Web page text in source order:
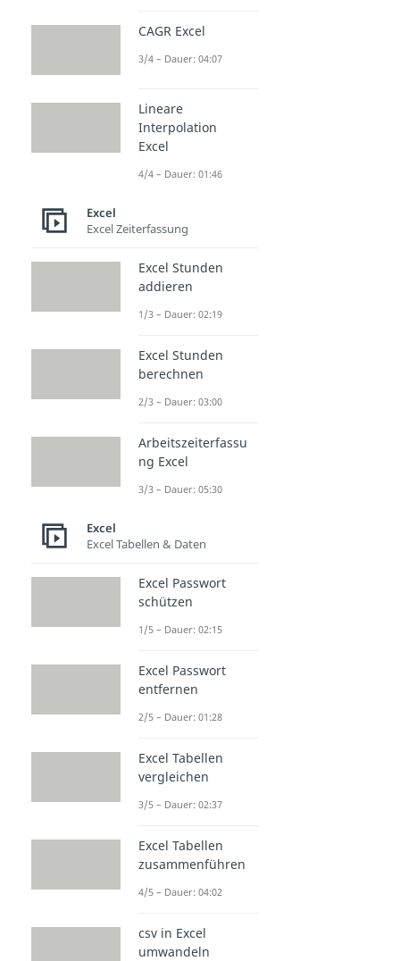
CAGR Excel
3/4 – Dauer: 04:07
Lineare
Interpolation
Excel
4/4 – Dauer: 01:46
Excel
Excel Zeiterfassung
Excel Stunden
addieren
1/3 – Dauer: 02:19
Excel Stunden
berechnen
2/3 – Dauer: 03:00
Arbeitszeiterfassu
ng Excel
3/3 – Dauer: 05:30
Excel
Excel Tabellen & Daten
Excel Passwort
schützen
1/5 – Dauer: 02:15
Excel Passwort
entfernen
2/5 – Dauer: 01:28
Excel Tabellen
vergleichen
3/5 – Dauer: 02:37
Excel Tabellen
zusammenführen
4/5 – Dauer: 04:02
csv in Excel
umwandeln